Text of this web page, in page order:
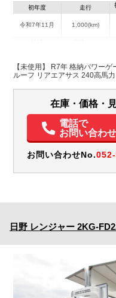
初年度
令和7年11月
走行
1,000(km)
千葉県
W:2,400
H:2,440
【未使用】 R7年 格納パワー
ルーフ リアエアサス 240高馬
在庫・価格・
電話で
お問い合わせ
お問い合わせNo.
日野 レンジャー 2KG-